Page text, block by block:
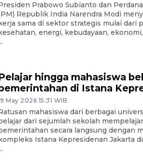
Prabowo Subianto dan
Republik India Narendra Modi
sama di sektor strategis mulai dari
energi, kebudayaan,
hingga mahasiswa
di Istana
May 2026 15:31 WIB
mahasiswa dari berbagai
dari sejumlah sekolah
secara langsung dengan
Istana Kepresidenan Jakarta